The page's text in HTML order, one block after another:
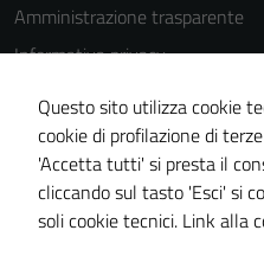
Amministrazione trasparente
Informativa privacy
Note legali
Dichiarazione di accessibilità
Piano di miglioramento del sito
Questo sito utilizza cookie
cookie di profilazione di
'Accetta tutti' si presta il
cliccando sul tasto 'Esci' si
soli cookie tecnici. Link alla